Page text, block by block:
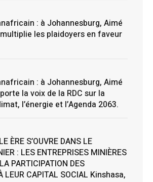
: à Johannesburg, Aimé
les plaidoyers en faveur
: à Johannesburg, Aimé
la voix de la RDC sur la
l’énergie et l’Agenda 2063.
ÈRE S’OUVRE DANS LE
: LES ENTREPRISES MINIÈRES
PARTICIPATION DES
LEUR CAPITAL SOCIAL Kinshasa,